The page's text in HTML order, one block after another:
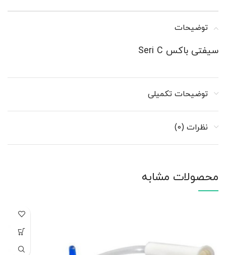
توضیحات
سیفتی باکس Seri C
توضیحات تکمیلی
نظرات (0)
محصولات مشابه